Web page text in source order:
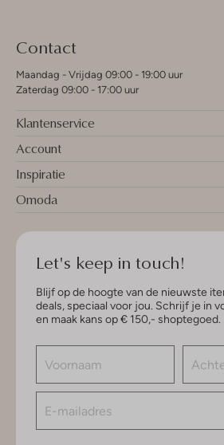
Contact
Maandag - Vrijdag 09:00 - 19:00 uur
Zaterdag 09:00 - 17:00 uur
Klantenservice
Account
Inspiratie
Omoda
Let's keep in touch!
Blijf op de hoogte van de nieuwste
deals, speciaal voor jou. Schrijf je in
en maak kans op € 150,- shoptegoed.